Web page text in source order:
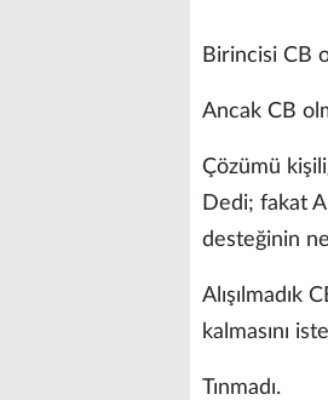
Birincisi CB
Ancak CB
Çözümü
Dedi; fakat
desteğinin
Alışılmadık
kalmasını
Tınmadı.